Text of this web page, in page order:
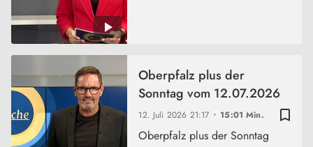
bookmark_border
12. Juli 2026 21:17 15:01 Min.
Oberpfalz plus der
Sonntag vom 12.07.2026
Oberpfalz plus der Sonntag